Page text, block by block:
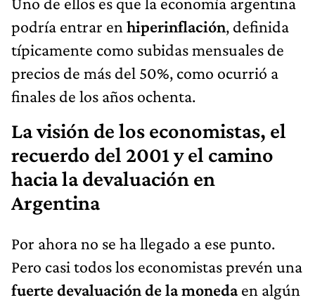
podría entrar en hiperinflación, definida
típicamente como subidas mensuales de
precios de más del 50%, como ocurrió a
finales de los años ochenta.
La visión de los economistas, el
recuerdo del 2001 y el camino
hacia la devaluación en
Argentina
Por ahora no se ha llegado a ese punto.
Pero casi todos los economistas prevén una
fuerte devaluación de la monedaen algún